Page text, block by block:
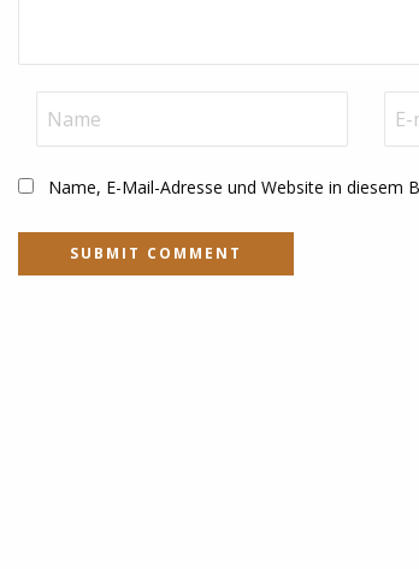
Name, E-Mail-Adresse und Website in